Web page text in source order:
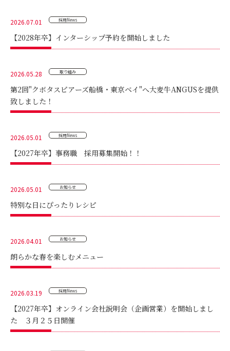
2026.07.01 採用News
【2028年卒】インターシップ予約を開始しました
2026.05.28 取り組み
第2回"クボタスピアーズ船橋・東京ベイ"へ大麦牛ANGUSを提供
致しました！
2026.05.01 採用News
【2027年卒】事務職 採用募集開始！！
2026.05.01 お知らせ
特別な日にぴったりレシピ
2026.04.01 お知らせ
朗らかな春を楽しむメニュー
2026.03.19 採用News
【2027年卒】オンライン会社説明会（企画営業）を開始しまし
た ３月２５日開催